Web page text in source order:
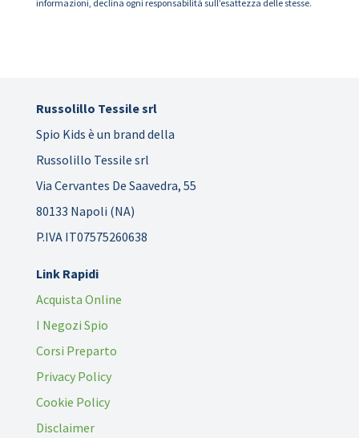
informazioni, declina ogni responsabilità sull’esattezza delle stesse.
Russolillo Tessile srl
Spio Kids è un brand della
Russolillo Tessile srl
Via Cervantes De Saavedra, 55
80133 Napoli (NA)
P.IVA IT07575260638
Link Rapidi
Acquista Online
I Negozi Spio
Corsi Preparto
Privacy Policy
Cookie Policy
Disclaimer